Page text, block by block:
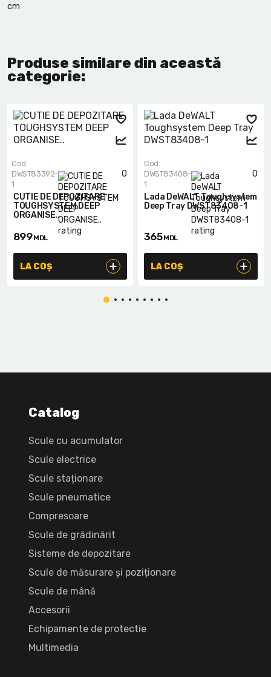
cm
Produse similare din această
categorie:
0
Cod:
DWST83392-
1
CUTIE DE DEPOZITARE
TOUGHSYSTEM DEEP
ORGANISE..
899MDL
LA COȘ
0
Cod:
DWST83408-
1
Lada DeWALT Toughsystem
Deep Tray DWST83408-1
365MDL
LA COȘ
Catalog
Scule cu acumulator
Scule electrice
Scule staționare
Scule pneumatice
Compresoare
Scule de grădinărit
Sisteme de depozitare
Scule de măsurare și poziționare
Scule de mână
Accesorii
Echipamente de protectie
Multimedia